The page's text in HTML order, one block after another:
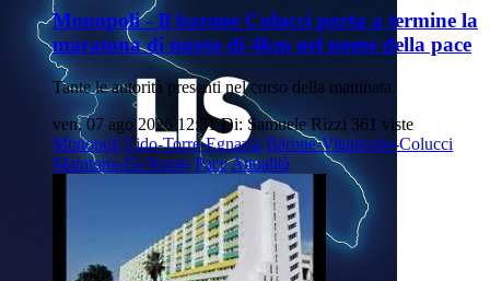
Monopoli - Il barone Colucci porta a termine la
maratona di nuoto di 4km nel nome della pace
Tante le autorità presenti nel corso della mattinata.
ven, 07 ago 2026 12:51 Di: Samuele Rizzi 361 viste
Monopoli Lido-Torre-Egnazia Barone-Vitantonio-Colucci
Maratona-Di-Nuoto PaceAttualità